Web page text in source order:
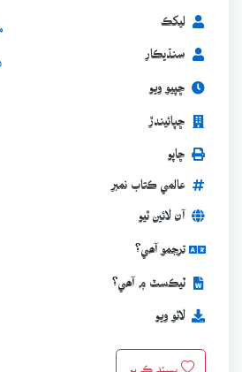
ليکڪ
سنڌيڪار
ڇپيو ويو
ڇپائيندڙ
ڇاپو
عالمي ڪتاب نمبر
آن لائين ٿيو
ترجمو آھي؟
ٽيڪسٽ ۾ آھي؟
لاٿو ويو
پسند ڪريو